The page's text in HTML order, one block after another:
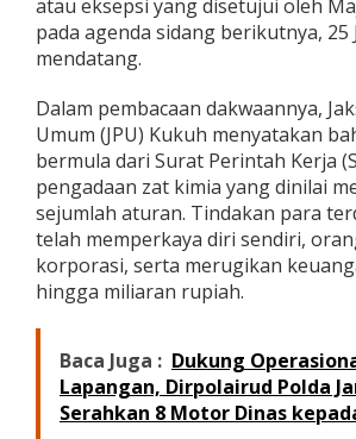
a
y
g
U
n
g
k
a
p
N
a
m
i
u
t
atau eksepsi yang disetujui oleh
pada agenda sidang berikutnya, 25
mendatang.
Dalam pembacaan dakwaannya,
Umum (JPU) Kukuh menyatakan
bermula dari Surat Perintah Kerja
pengadaan zat kimia yang dinilai
sejumlah aturan. Tindakan para
telah memperkaya diri sendiri,
korporasi, serta merugikan
hingga miliaran rupiah.
Baca Juga : Dukung
Lapangan, Dirpolairud Polda
Serahkan 8 Motor Dinas